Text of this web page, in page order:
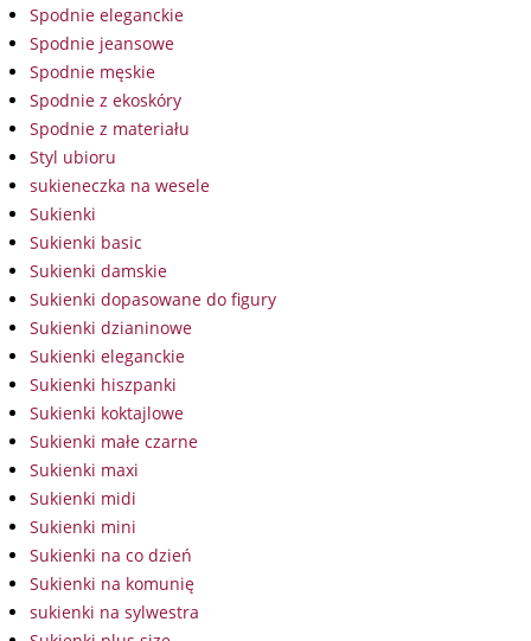
Spodnie eleganckie
Spodnie jeansowe
Spodnie męskie
Spodnie z ekoskóry
Spodnie z materiału
Styl ubioru
sukieneczka na wesele
Sukienki
Sukienki basic
Sukienki damskie
Sukienki dopasowane do figury
Sukienki dzianinowe
Sukienki eleganckie
Sukienki hiszpanki
Sukienki koktajlowe
Sukienki małe czarne
Sukienki maxi
Sukienki midi
Sukienki mini
Sukienki na co dzień
Sukienki na komunię
sukienki na sylwestra